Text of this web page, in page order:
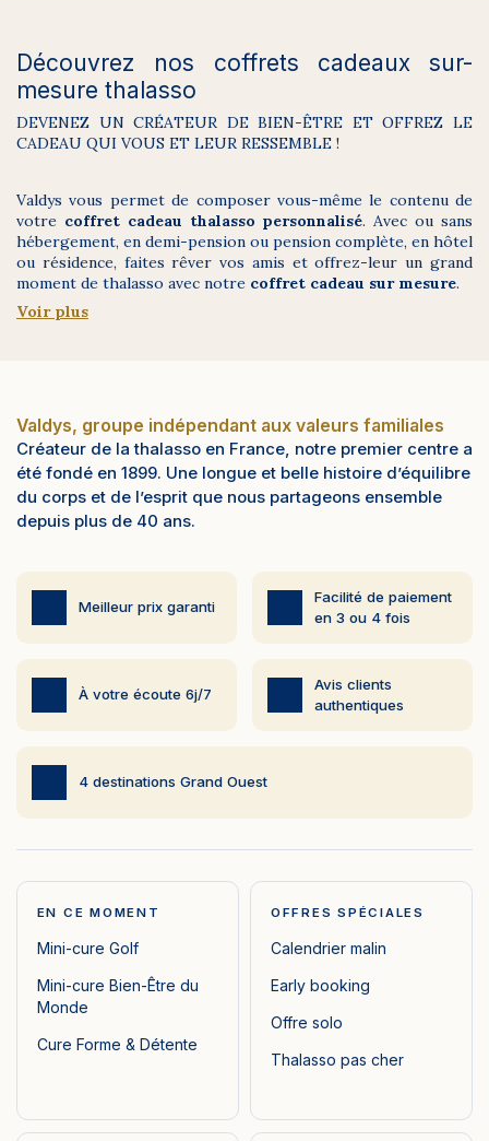
Découvrez nos coffrets cadeaux sur-
mesure thalasso
DEVENEZ UN CRÉATEUR DE BIEN-ÊTRE ET OFFREZ LE
CADEAU QUI VOUS ET LEUR RESSEMBLE !
Valdys vous permet de composer vous-même le contenu de
votre coffret cadeau thalasso personnalisé. Avec ou sans
hébergement, en demi-pension ou pension complète, en hôtel
ou résidence, faites rêver vos amis et offrez-leur un grand
moment de thalasso avec notre coffret cadeau sur mesure.
Voir plus
Valdys, groupe indépendant aux valeurs familiales
Créateur de la thalasso en France, notre premier centre a
été fondé en 1899. Une longue et belle histoire d’équilibre
du corps et de l’esprit que nous partageons ensemble
depuis plus de 40 ans.
Meilleur prix garanti
Facilité de paiement
en 3 ou 4 fois
À votre écoute 6j/7
Avis clients
authentiques
4 destinations Grand Ouest
EN CE MOMENT
Mini-cure Golf
Mini-cure Bien-Être du
Monde
Cure Forme & Détente
OFFRES SPÉCIALES
Calendrier malin
Early booking
Offre solo
Thalasso pas cher